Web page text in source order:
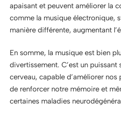
apaisant et peuvent améliorer la
comme la musique électronique,
manière différente, augmentant
En somme, la musique est bien
divertissement. C’est un
cerveau, capable d’améliorer
de renforcer notre mémoire et
certaines maladies